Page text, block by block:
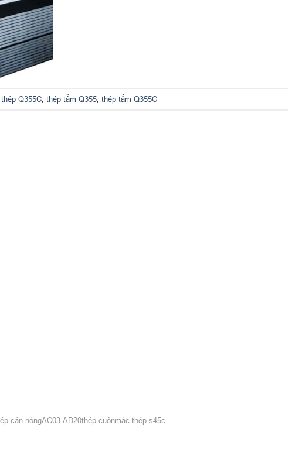
thép Q355C thép tấm Q355 thép tấm Q355C
cán nóngAC03.AD20thép cuộnmác thép s45c